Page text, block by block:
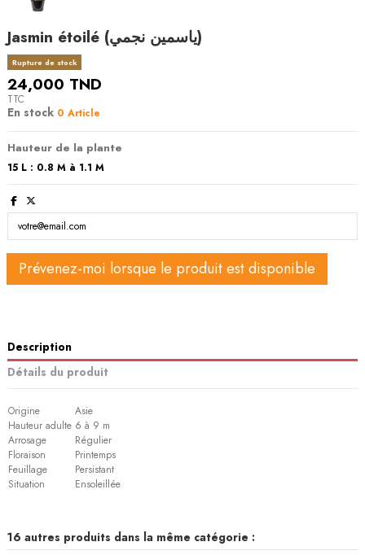
Jasmin étoilé (ياسمين نجمي)
Rupture de stock
24,000 TND
TTC
En stock 0 Article
Hauteur de la plante
15 L : 0.8 M à 1.1 M
Description
Détails du produit
Origine
Asie
Hauteur adulte 6 à 9 m
Arrosage
Régulier
Floraison
Printemps
Feuillage
Persistant
Situation
Ensoleillée
16 autres produits dans la même catégorie :